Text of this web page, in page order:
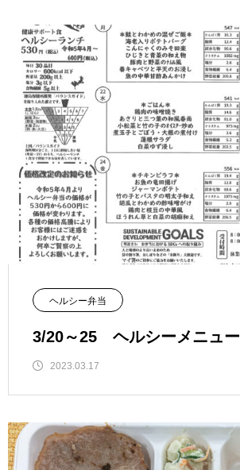
ヘルシー弁当
3/20～25 ヘルシーメニュー
2023.03.17